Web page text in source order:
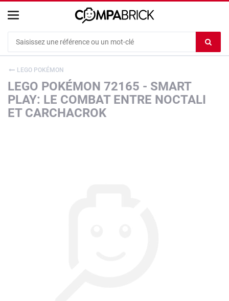
le
LEGO POKÉMON
LEGO POKÉMON 72165 - SMART
PLAY: LE COMBAT ENTRE NOCTALI
ET CARCHACROK
Cookies management panel